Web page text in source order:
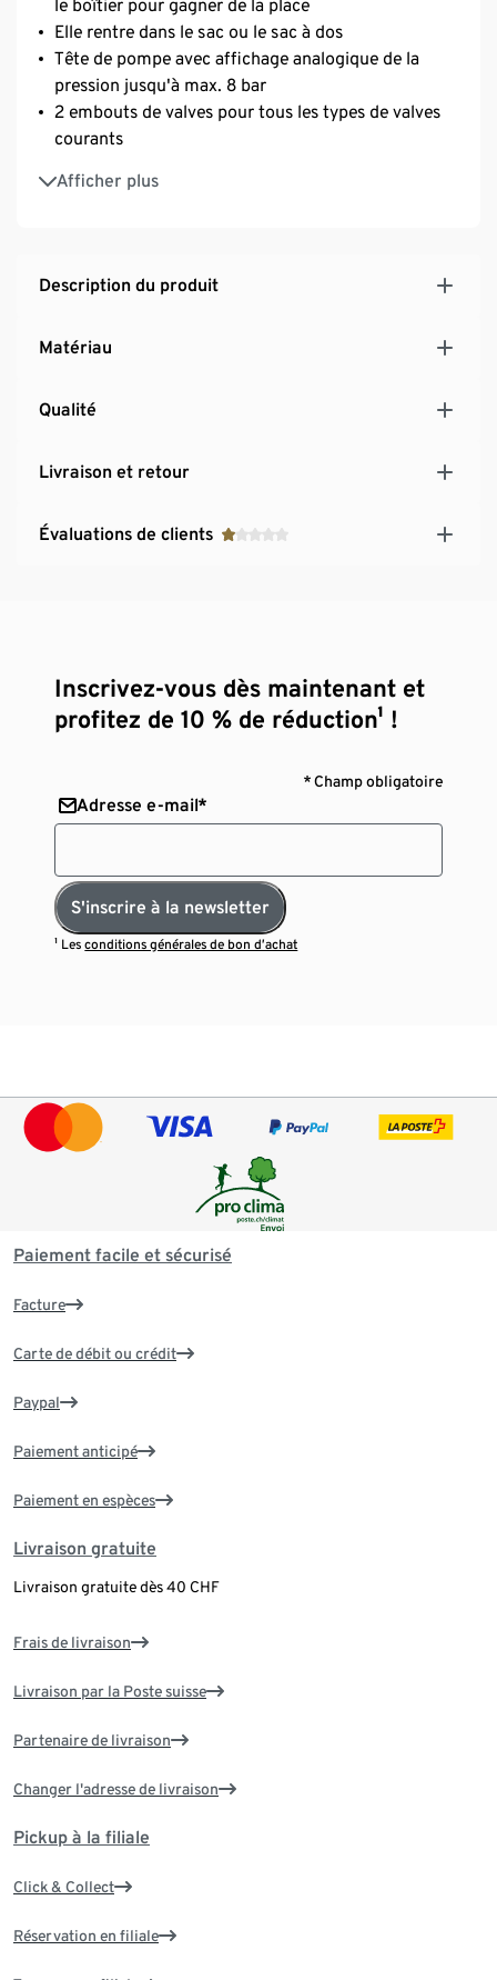
le boîtier pour gagner de la place
Elle rentre dans le sac ou le sac à dos
Tête de pompe avec affichage analogique de la
pression jusqu'à max. 8 bar
2 embouts de valves pour tous les types de valves
courants
Afficher plus
Fixation à clip incluse pour les cadres de vélo
courants dotés d’un pré-perçage pour porte-bidon
fréquence de pompage grâce au système de pompe
accessoire idéal pour les longs tours à vélo
Description du produit
Matériau
Qualité
Livraison et retour
Évaluations de clients
Inscrivez-vous dès maintenant et
profitez de 10 % de réduction¹ !
* Champ obligatoire
Adresse e-mail*
S'inscrire à la newsletter
¹ Lesconditions générales de bon d’achat
Paiement facile et sécurisé
Facture
Carte de débit ou crédit
Paypal
Paiement anticipé
Paiement en espèces
Livraison gratuite
Livraison gratuite dès 40 CHF
Frais de livraison
Livraison par la Poste suisse
Partenaire de livraison
Changer l'adresse de livraison
Pickup à la filiale
Click & Collect
Réservation en filiale